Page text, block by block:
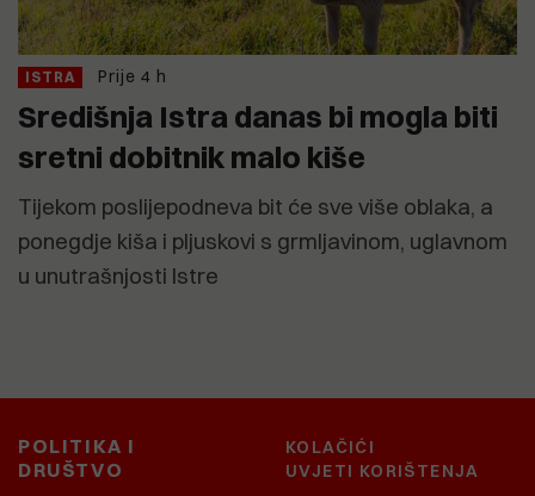
ISTRA Prije 4 h
Središnja Istra danas bi mogla biti
sretni dobitnik malo kiše
Tijekom poslijepodneva bit će sve više oblaka, a
ponegdje kiša i pljuskovi s grmljavinom, uglavnom
u unutrašnjosti Istre
POLITIKA I
DRUŠTVO
KOLAČIĆI
UVJETI KORIŠTENJA